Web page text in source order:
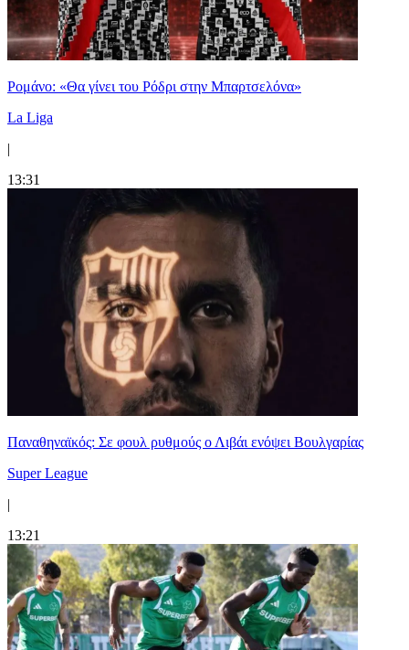
Ρομάνο: «Θα γίνει του Ρόδρι στην Μπαρτσελόνα»
La Liga
|
13:31
Παναθηναϊκός: Σε φουλ ρυθμούς ο Λιβάι ενόψει Βουλγαρίας
Super League
|
13:21